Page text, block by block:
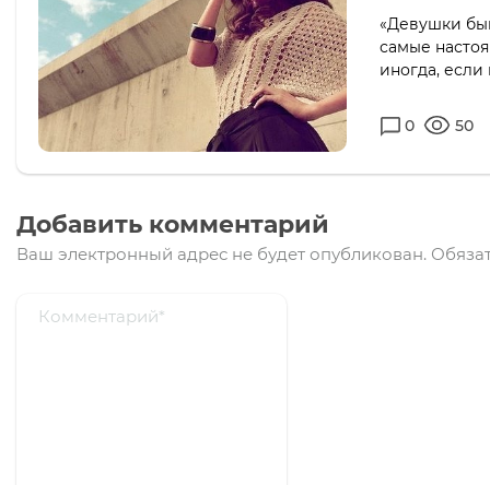
«Девушки
самые
иногда,
0 50
Добавить комментарий
Ваш электронный адрес не будет опубликован.